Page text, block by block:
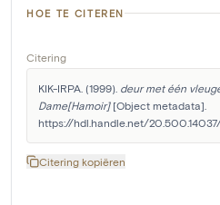
HOE TE CITEREN
Citering
KIK-IRPA. (1999). deur met één
Dame[Hamoir] [Object metadata].
https://hdl.handle.net/
Citering kopiëren